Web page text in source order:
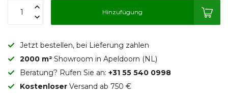
Hinzufügung
Jetzt bestellen, bei Lieferung zahlen
2000 m² Showroom in Apeldoorn (NL)
Beratung? Rufen Sie an: +31 55 540 0998
Kostenloser Versand ab 750 €